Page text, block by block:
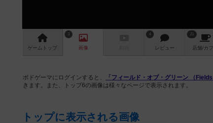
ゲーム トップ
3
画像
4
レビュー
21
店舗/カ
ボドゲーマにログインすると、 「フィールド・オブ・グリーン （
きます。また、トップ6の画像は様々なページで表示されます。
トップに表示される画像